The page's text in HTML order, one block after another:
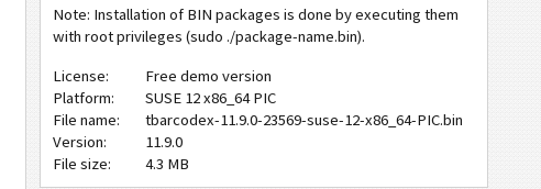
Note: Installation of BIN packages is done by executing them
with root privileges (sudo ./package-name.bin).
License:
Free demo version
Platform:
SUSE 12 x86_64 PIC
File name:
tbarcodex-11.9.0-23569-suse-12-x86_64-PIC.bin
Version:
11.9.0
File size:
4.3 MB